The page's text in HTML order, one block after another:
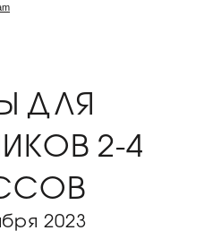
ДЛЯ
2-4
2023